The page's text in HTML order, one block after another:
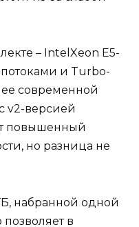
– IntelXeon E5-
и Turbo-
современной
v2-версией
повышенный
но разница не
набранной одной
в